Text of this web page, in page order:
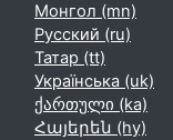
Монгол ‎(mn)‎
Русский ‎(ru)‎
Татар ‎(tt)‎
Українська ‎(uk)‎
ქართული ‎(ka)‎
Հայերեն ‎(hy)‎